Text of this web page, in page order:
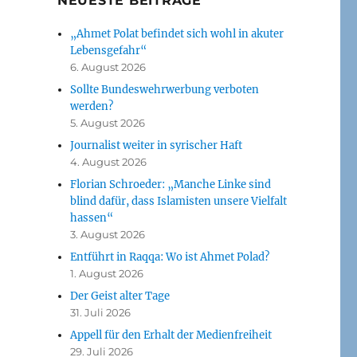
„Ahmet Polat befindet sich wohl in akuter
Lebensgefahr“
6. August 2026
Sollte Bundeswehrwerbung verboten
werden?
5. August 2026
Journalist weiter in syrischer Haft
4. August 2026
Florian Schroeder: „Manche Linke sind
blind dafür, dass Islamisten unsere Vielfalt
hassen“
3. August 2026
Entführt in Raqqa: Wo ist Ahmet Polad?
1. August 2026
Der Geist alter Tage
31. Juli 2026
Appell für den Erhalt der Medienfreiheit
29. Juli 2026